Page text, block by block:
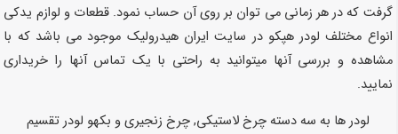
گرفت که در هر زمانی می توان بر روی آن حساب نمود. قطعات و لوازم یدکی
انواع مختلف لودر هپکو در سایت ایران هیدرولیک موجود می باشد که با
مشاهده و بررسی آنها میتوانید به راحتی با یک تماس آنها را خریداری
نمایید.
لودر ها به سه دسته چرخ لاستیکی, چرخ زنجیری و بکهو لودر تقسیم